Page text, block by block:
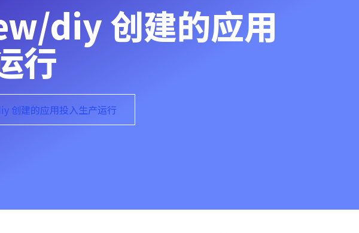
diy 创建的应用
行
创建的应用投入生产运行